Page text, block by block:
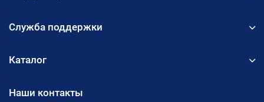
Служба поддержки
Каталог
Наши контакты